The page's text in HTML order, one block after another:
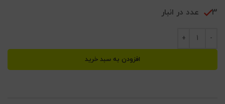
3 عدد در انبار
افزودن به سبد خرید